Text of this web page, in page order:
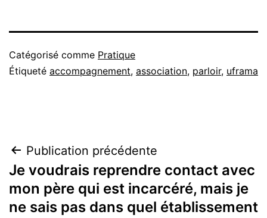
Catégorisé comme Pratique
Étiqueté accompagnement, association, parloir, uframa
Navigation
de
l’article
Publication précédente
Je voudrais reprendre contact avec
mon père qui est incarcéré, mais je
ne sais pas dans quel établissement